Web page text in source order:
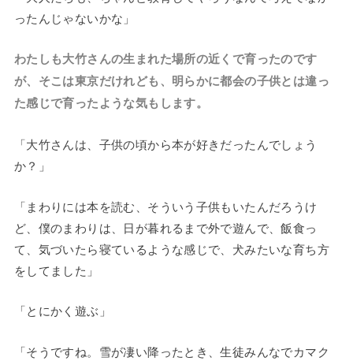
ったんじゃないかな」
わたしも大竹さんの生まれた場所の近くで育ったのです
が、そこは東京だけれども、明らかに都会の子供とは違っ
た感じで育ったような気もします。
「大竹さんは、子供の頃から本が好きだったんでしょう
か？」
「まわりには本を読む、そういう子供もいたんだろうけ
ど、僕のまわりは、日が暮れるまで外で遊んで、飯食っ
て、気づいたら寝ているような感じで、犬みたいな育ち方
をしてました」
「とにかく遊ぶ」
「そうですね。雪が凄い降ったとき、生徒みんなでカマク